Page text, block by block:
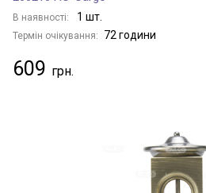
В наявності: 1 шт.
Термін очікування: 72 години
609